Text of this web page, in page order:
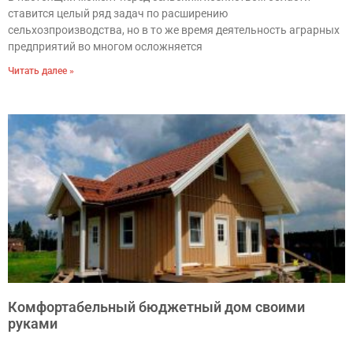
ставится целый ряд задач по расширению
сельхозпроизводства, но в то же время деятельность аграрных
предприятий во многом осложняется
Читать далее »
Комфортабельный бюджетный дом своими
руками